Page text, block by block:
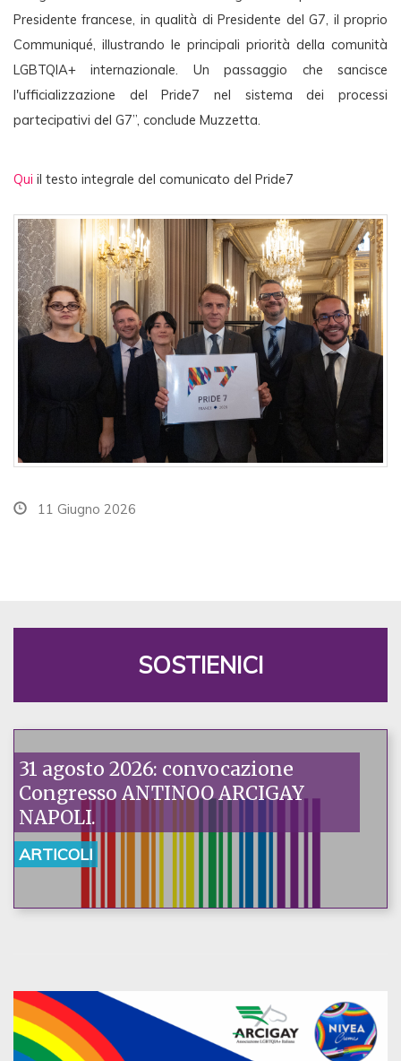
Presidente francese, in qualità di Presidente del G7, il proprio
Communiqué, illustrando le principali priorità della comunità
LGBTQIA+ internazionale. Un passaggio che sancisce
l'ufficializzazione del Pride7 nel sistema dei processi
partecipativi del G7”, conclude Muzzetta.
Qui il testo integrale del comunicato del Pride7
11 Giugno 2026
SOSTIENICI
31 agosto 2026: convocazione
Congresso ANTINOO ARCIGAY
NAPOLI.
ARTICOLI